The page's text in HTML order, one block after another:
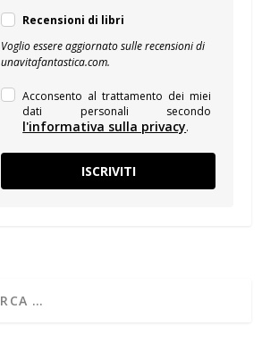
Recensioni di libri
Voglio essere aggiornato sulle recensioni di
unavitafantastica.com.
Acconsento al trattamento dei miei
dati personali secondo
l'informativa sulla privacy.
ISCRIVITI